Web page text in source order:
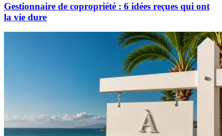
Gestionnaire de copropriété : 6 idées reçues qui ont
la vie dure